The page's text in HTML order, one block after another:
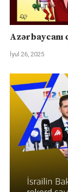
Azərbaycanı
İyul 26, 2025